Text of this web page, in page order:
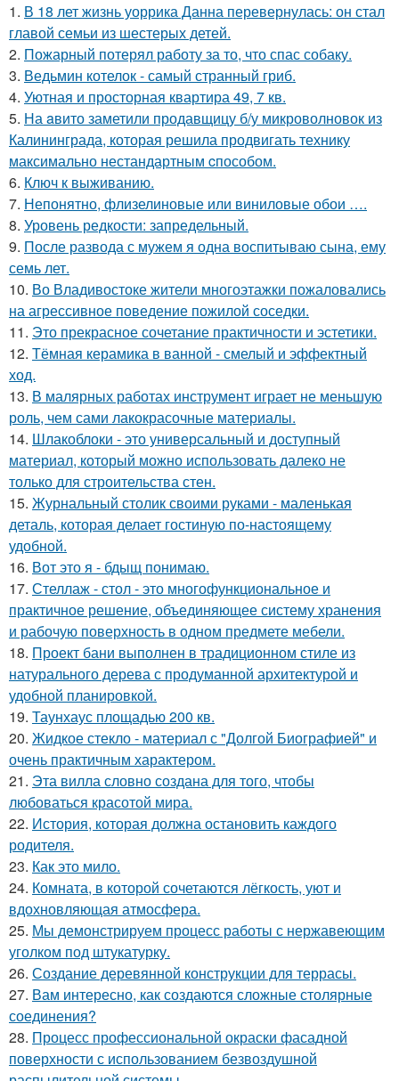
1. В 18 лет жизнь уоррика Данна перевернулась: он стал
главой семьи из шестерых детей.
2. Пожарный потерял работу за то, что спас собаку.
3. Ведьмин котелок - самый странный гриб.
4. Уютная и просторная квартира 49, 7 кв.
5. На aвито заметили продавщицу б/у микроволновок из
Калининграда, которая решила продвигать технику
максимально нестандартным cпособом.
6. Ключ к выживанию.
7. Непонятно, флизелиновые или виниловые обои ….
8. Уровень редкости: запредельный.
9. После развода с мужем я одна воспитываю сына, ему
семь лет.
10. Во Владивостоке жители многоэтажки пожаловались
на агрессивное поведение пожилой соседки.
11. Это прекрасное сочетание практичности и эстетики.
12. Тёмная керамика в ванной - смелый и эффектный
ход.
13. В малярных работах инструмент играет не меньшую
роль, чем сами лакокрасочные материалы.
14. Шлакоблоки - это универсальный и доступный
материал, который можно использовать далеко не
только для строительства стен.
15. Журнальный столик своими руками - маленькая
деталь, которая делает гостиную по-настоящему
удобной.
16. Вот это я - бдыщ понимаю.
17. Стеллаж - стол - это многофункциональное и
практичное решение, объединяющее систему хранения
и рабочую поверхность в одном предмете мебели.
18. Проект бани выполнен в традиционном стиле из
натурального дерева с продуманной архитектурой и
удобной планировкой.
19. Таунхаус площадью 200 кв.
20. Жидкое стекло - материал с "Долгой Биографией" и
очень практичным характером.
21. Эта вилла словно создана для того, чтобы
любоваться красотой мира.
22. История, которая должна остановить каждого
родителя.
23. Как это мило.
24. Комната, в которой сочетаются лёгкость, уют и
вдохновляющая атмосфера.
25. Мы демонстрируем процесс работы с нержавеющим
уголком под штукатурку.
26. Создание деревянной конструкции для террасы.
27. Вам интересно, как создаются сложные столярные
соединения?
28. Процесс профессиональной окраски фасадной
поверхности с использованием безвоздушной